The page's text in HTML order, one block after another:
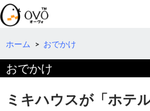
検
索
コ
テ
ツ
へ
ホーム > おでかけ
おでかけ
ミキハウスが「ホテ